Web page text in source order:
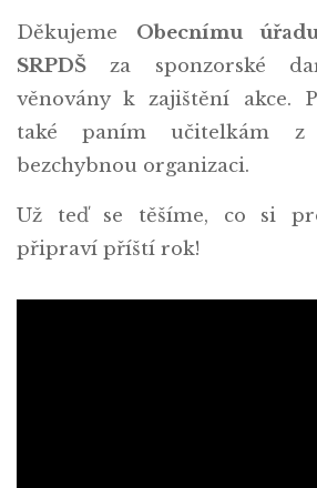
Děkujeme Obecnímu
SRPDŠ za sponzorské
věnovány k zajištění akce.
také paním učitelkám
bezchybnou organizaci.
Už teď se těšíme, co si
připraví příští rok!